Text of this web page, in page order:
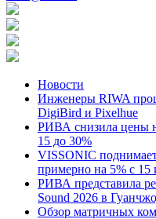
Новости
Инженеры RIWA
DigiBird и Pixelhue
РИВА снизила цены
15 до 30%
VISSONIC
примерно на 5% с 15
РИВА представила
Sound 2026 в
Обзор матричных